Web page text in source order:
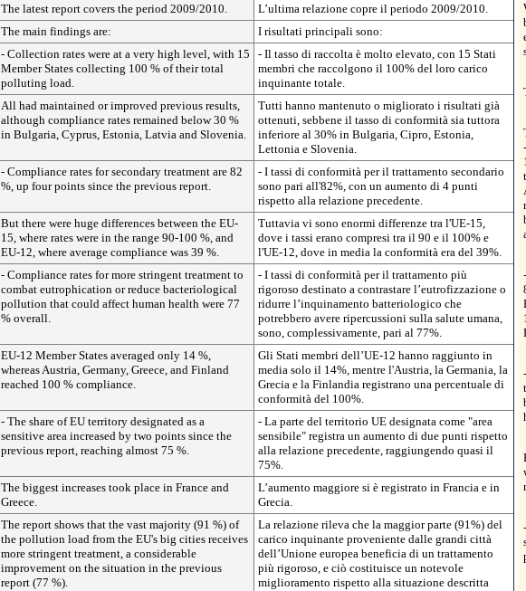
The latest report covers the period 2009/2010.
L’ultima relazione copre il periodo 2009/2010.
The main findings are:
I risultati principali sono:
- Collection rates were at a very high level, with 15
Member States collecting 100 % of their total
polluting load.
- Il tasso di raccolta è molto elevato, con 15 Stati
membri che raccolgono il 100% del loro carico
inquinante totale.
All had maintained or improved previous results,
although compliance rates remained below 30 %
in Bulgaria, Cyprus, Estonia, Latvia and Slovenia.
Tutti hanno mantenuto o migliorato i risultati già
ottenuti, sebbene il tasso di conformità sia tuttora
inferiore al 30% in Bulgaria, Cipro, Estonia,
Lettonia e Slovenia.
- Compliance rates for secondary treatment are 82
%, up four points since the previous report.
- I tassi di conformità per il trattamento secondario
sono pari all'82%, con un aumento di 4 punti
rispetto alla relazione precedente.
But there were huge differences between the EU-
15, where rates were in the range 90-100 %, and
EU-12, where average compliance was 39 %.
Tuttavia vi sono enormi differenze tra l'UE-15,
dove i tassi erano compresi tra il 90 e il 100% e
l'UE-12, dove in media la conformità era del 39%.
- Compliance rates for more stringent treatment to
combat eutrophication or reduce bacteriological
pollution that could affect human health were 77
% overall.
- I tassi di conformità per il trattamento più
rigoroso destinato a contrastare l’eutrofizzazione o
ridurre l’inquinamento batteriologico che
potrebbero avere ripercussioni sulla salute umana,
sono, complessivamente, pari al 77%.
EU-12 Member States averaged only 14 %,
whereas Austria, Germany, Greece, and Finland
reached 100 % compliance.
Gli Stati membri dell’UE-12 hanno raggiunto in
media solo il 14%, mentre l'Austria, la Germania, la
Grecia e la Finlandia registrano una percentuale di
conformità del 100%.
- The share of EU territory designated as a
sensitive area increased by two points since the
previous report, reaching almost 75 %.
- La parte del territorio UE designata come "area
sensibile" registra un aumento di due punti rispetto
alla relazione precedente, raggiungendo quasi il
75%.
The biggest increases took place in France and
Greece.
L’aumento maggiore si è registrato in Francia e in
Grecia.
The report shows that the vast majority (91 %) of
the pollution load from the EU's big cities receives
more stringent treatment, a considerable
improvement on the situation in the previous
report (77 %).
La relazione rileva che la maggior parte (91%) del
carico inquinante proveniente dalle grandi città
dell’Unione europea beneficia di un trattamento
più rigoroso, e ciò costituisce un notevole
miglioramento rispetto alla situazione descritta